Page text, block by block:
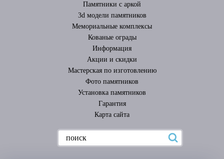
Памятники с аркой
3d модели памятников
Мемориальные комплексы
Кованые ограды
Информация
Акции и скидки
Мастерская по изготовлению
Фото памятников
Установка памятников
Гарантия
Карта сайта